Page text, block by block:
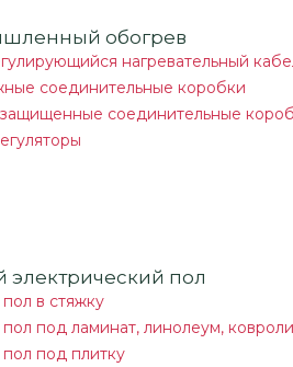
обогрев
нагревательный
соединительные коробки
соединительные
электрический пол
в стяжку
под ламинат, линолеум,
под плитку